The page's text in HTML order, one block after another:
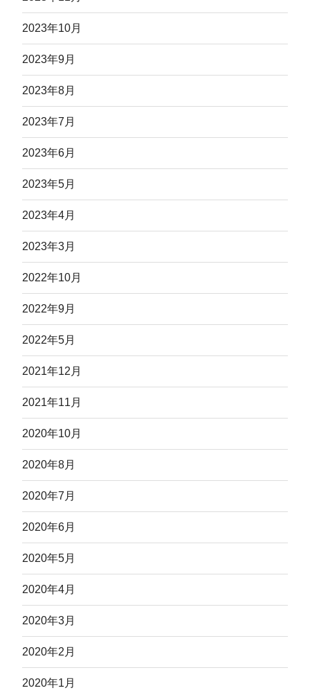
2023年10月
2023年9月
2023年8月
2023年7月
2023年6月
2023年5月
2023年4月
2023年3月
2022年10月
2022年9月
2022年5月
2021年12月
2021年11月
2020年10月
2020年8月
2020年7月
2020年6月
2020年5月
2020年4月
2020年3月
2020年2月
2020年1月